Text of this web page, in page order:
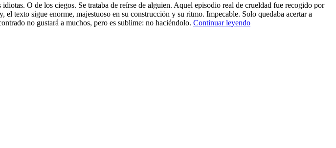
O de los ciegos. Se trataba de reírse de alguien. Aquel episodio real de crueldad fue recogido por
el texto sigue enorme, majestuoso en su construcción y su ritmo. Impecable. Solo quedaba acertar a
no gustará a muchos, pero es sublime: no haciéndolo. Continuar leyendo“Concerto